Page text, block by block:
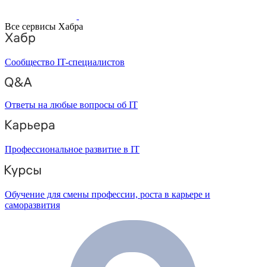
Все сервисы Хабра
Сообщество IT-специалистов
Ответы на любые вопросы об IT
Профессиональное развитие в IT
Обучение для смены профессии, роста в карьере и
саморазвития